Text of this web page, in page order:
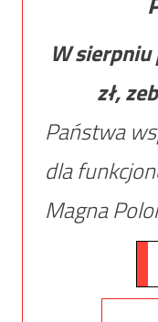
W
zł,
Państwa
dla
Magna